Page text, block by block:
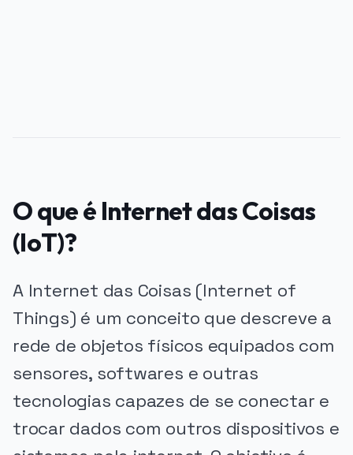
O que é Internet das Coisas
(IoT)?
A Internet das Coisas (Internet of
Things) é um conceito que descreve a
rede de objetos físicos equipados com
sensores, softwares e outras
tecnologias capazes de se conectar e
trocar dados com outros dispositivos e